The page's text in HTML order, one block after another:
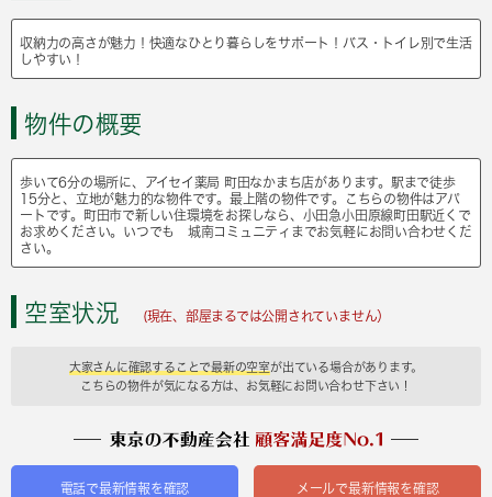
収納力の高さが魅力！快適なひとり暮らしをサポート！バス・トイレ別で生活
しやすい！
物件の概要
歩いて6分の場所に、アイセイ薬局 町田なかまち店があります。駅まで徒歩
15分と、立地が魅力的な物件です。最上階の物件です。こちらの物件はアパ
ートです。町田市で新しい住環境をお探しなら、小田急小田原線町田駅近くで
お求めください。いつでも 城南コミュニティまでお気軽にお問い合わせくだ
さい。
空室状況 (現在、部屋まるでは公開されていません）
大家さんに確認することで最新の空室が出ている場合があります。
こちらの物件が気になる方は、お気軽にお問い合わせ下さい！
電話で最新情報を確認 メールで最新情報を確認